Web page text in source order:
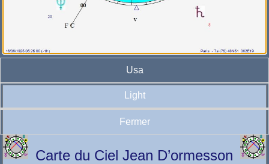
Usa
Light
Fermer
Carte du Ciel Jean D’ormesson